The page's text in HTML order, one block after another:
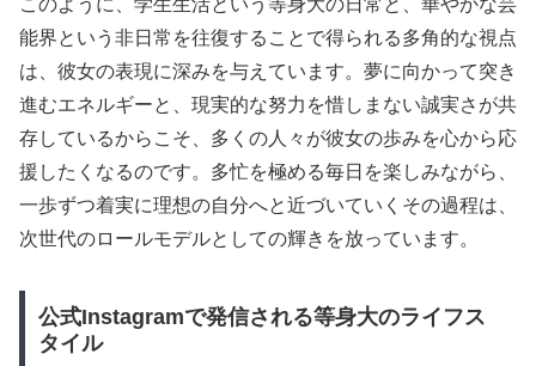
このように、学生生活という等身大の日常と、華やかな芸
能界という非日常を往復することで得られる多角的な視点
は、彼女の表現に深みを与えています。夢に向かって突き
進むエネルギーと、現実的な努力を惜しまない誠実さが共
存しているからこそ、多くの人々が彼女の歩みを心から応
援したくなるのです。多忙を極める毎日を楽しみながら、
一歩ずつ着実に理想の自分へと近づいていくその過程は、
次世代のロールモデルとしての輝きを放っています。
公式Instagramで発信される等身大のライフス
タイル